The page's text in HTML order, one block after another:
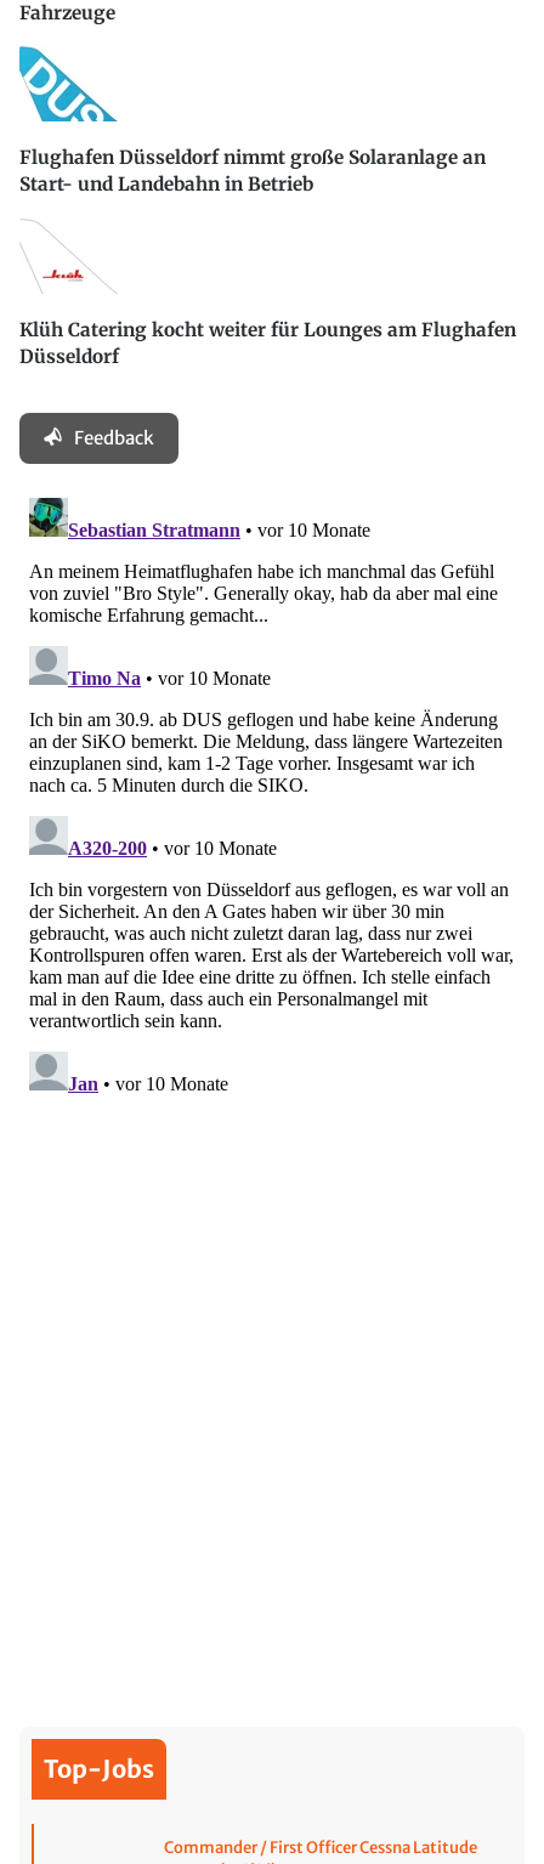
Fahrzeuge
Flughafen Düsseldorf nimmt große Solaranlage an
Start- und Landebahn in Betrieb
Klüh Catering kocht weiter für Lounges am Flughafen
Düsseldorf
Feedback
Top-Jobs
Commander / First Officer Cessna Latitude